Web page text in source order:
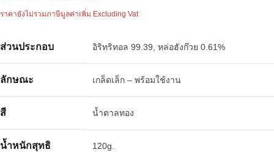
ราคายังไม่รวมภาษีมูลค่าเพิ่ม Excluding Vat
ส่วนประกอบ อิริทริทอล 99.39, หล่อฮังก๊วย 0.61%
ลักษณะ เกล็ดเล็ก – พร้อมใช้งาน
สี น้ำตาลทอง
น้ำหนักสุทธิ 120g.